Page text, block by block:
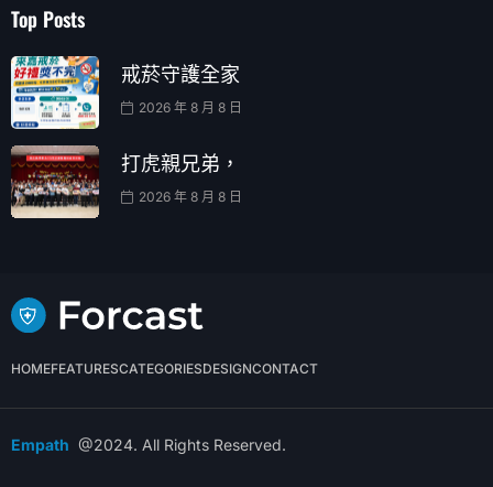
Top Posts
戒菸守護全家
2026 年 8 月 8 日
打虎親兄弟，
2026 年 8 月 8 日
HOMEFEATURESCATEGORIESDESIGNCONTACT
Empath @2024. All Rights Reserved.